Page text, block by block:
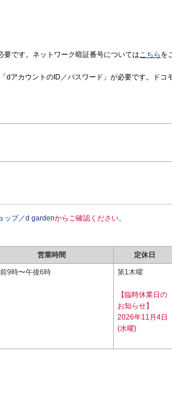
要です。ネットワーク暗証番号についてはこちら を
dアカウントのID／パスワード」が必要です。ドコ
ップ／d gardenからご確認ください。
営業時間 定休日
9時〜午後6時 第1木曜
【臨時休業日の
お知らせ】
2026年11月4日
(水曜)